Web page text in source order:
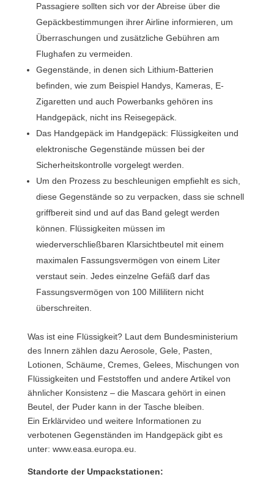
Passagiere sollten sich vor der Abreise über die
Gepäckbestimmungen ihrer Airline informieren, um
Überraschungen und zusätzliche Gebühren am
Flughafen zu vermeiden.
Gegenstände, in denen sich Lithium-Batterien
befinden, wie zum Beispiel Handys, Kameras, E-
Zigaretten und auch Powerbanks gehören ins
Handgepäck, nicht ins Reisegepäck.
Das Handgepäck im Handgepäck: Flüssigkeiten und
elektronische Gegenstände müssen bei der
Sicherheitskontrolle vorgelegt werden.
Um den Prozess zu beschleunigen empfiehlt es sich,
diese Gegenstände so zu verpacken, dass sie schnell
griffbereit sind und auf das Band gelegt werden
können. Flüssigkeiten müssen im
wiederverschließbaren Klarsichtbeutel mit einem
maximalen Fassungsvermögen von einem Liter
verstaut sein. Jedes einzelne Gefäß darf das
Fassungsvermögen von 100 Millilitern nicht
überschreiten.
Was ist eine Flüssigkeit? Laut dem Bundesministerium
des Innern zählen dazu Aerosole, Gele, Pasten,
Lotionen, Schäume, Cremes, Gelees, Mischungen von
Flüssigkeiten und Feststoffen und andere Artikel von
ähnlicher Konsistenz – die Mascara gehört in einen
Beutel, der Puder kann in der Tasche bleiben.
Ein Erklärvideo und weitere Informationen zu
verbotenen Gegenständen im Handgepäck gibt es
unter: www.easa.europa.eu.
Standorte der Umpackstationen: